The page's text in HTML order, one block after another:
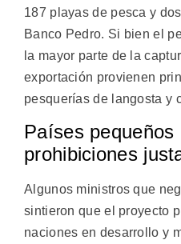
187 playas de pesca y
Banco Pedro. Si bien el
la mayor parte de la
exportación provienen
pesquerías de langosta y
Países pequeños
prohibiciones
Algunos ministros que
sintieron que el proyecto
naciones en desarrollo y